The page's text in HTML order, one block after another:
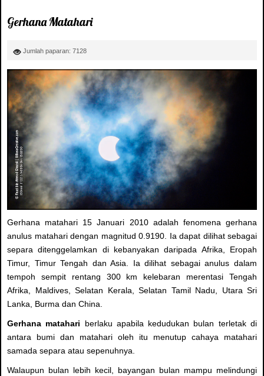
Gerhana Matahari
Jumlah paparan: 7128
Gerhana matahari 15 Januari 2010 adalah fenomena gerhana
anulus matahari dengan magnitud 0.9190. Ia dapat dilihat sebagai
separa ditenggelamkan di kebanyakan daripada Afrika, Eropah
Timur, Timur Tengah dan Asia. Ia dilihat sebagai anulus dalam
tempoh sempit rentang 300 km kelebaran merentasi Tengah
Afrika, Maldives, Selatan Kerala, Selatan Tamil Nadu, Utara Sri
Lanka, Burma dan China.
Gerhana matahari berlaku apabila kedudukan bulan terletak di
antara bumi dan matahari oleh itu menutup cahaya matahari
samada separa atau sepenuhnya.
Walaupun bulan lebih kecil, bayangan bulan mampu melindungi